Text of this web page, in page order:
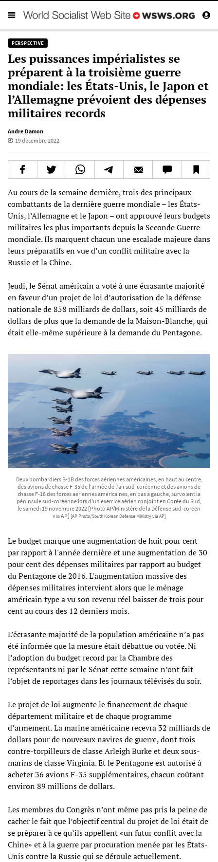
PERSPECTIVE
Les puissances impérialistes se
préparent à la troisième guerre
mondiale: les États-Unis, le Japon et
l’Allemagne prévoient des dépenses
militaires records
Andre Damon
19 décembre 2022
Au cours de la semaine dernière, trois des principaux
combattants de la dernière guerre mondiale – les États-
Unis, l’Allemagne et le Japon – ont approuvé leurs budgets
militaires les plus importants depuis la Seconde Guerre
mondiale. Ils marquent chacun une escalade majeure dans
leurs préparatifs en vue d’un conflit militaire avec la
Russie et la Chine.
Jeudi, le Sénat américain a voté à une écrasante majorité
en faveur d’un projet de loi d’autorisation de la défense
nationale de 858 milliards de dollars, soit 45 milliards de
dollars de plus que la demande de la Maison-Blanche, qui
était elle-même supérieure à la demande du Pentagone.
Deux bombardiers B-1B des forces aériennes américaines, en haut au centre,
des avions de chasse F-35 de l’armée de l’air sud-coréenne et des avions de
chasse F-16 des forces aériennes américaines, en bas à gauche, survolent la
péninsule sud-coréenne lors d’un exercice aérien conjoint en Corée du Sud,
le samedi 19 novembre 2022 [Photo AP/Ministère de la Défense sud-coréen
via AP] [AP Photo/South Korean Defense Ministry via AP]
Le budget marque une augmentation de huit pour cent
par rapport à l'année dernière et une augmentation de 30
pour cent des dépenses militaires par rapport au budget
du Pentagone de 2016. L'augmentation massive des
dépenses militaires intervient alors que le ménage
américain type a vu son revenu réel baisser de trois pour
cent au cours des 12 derniers mois.
L’écrasante majorité de la population américaine n’a pas
été informée que la mesure était débattue ou votée. Ni
l’adoption du budget record par la Chambre des
représentants ni par le Sénat cette semaine n’ont fait
l’objet de reportages dans les journaux télévisés du soir.
Le projet de loi augmente le financement de chaque
département militaire et de chaque programme
d’armement. La marine américaine recevra 32 milliards de
dollars pour de nouveaux navires de guerre, dont trois
contre-torpilleurs de classe Arleigh Burke et deux sous-
marins de classe Virginia. Et le Pentagone est autorisé à
acheter 36 avions F-35 supplémentaires, chacun coûtant
environ 89 millions de dollars.
Les membres du Congrès n’ont même pas pris la peine de
cacher le fait que l’objectif central du projet de loi était de
se préparer à ce qu’ils appellent «un futur conflit avec la
Chine» et à la guerre par procuration menée par les États-
Unis contre la Russie qui se déroule actuellement.